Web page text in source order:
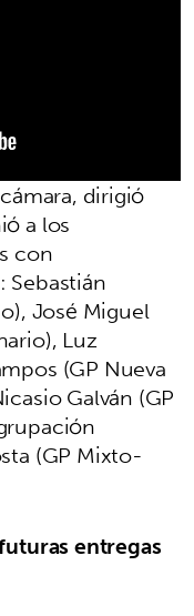
dirigió
a los
con
José Miguel
Luz
(GP Nueva
Galván (GP
(GP Mixto-
entregas